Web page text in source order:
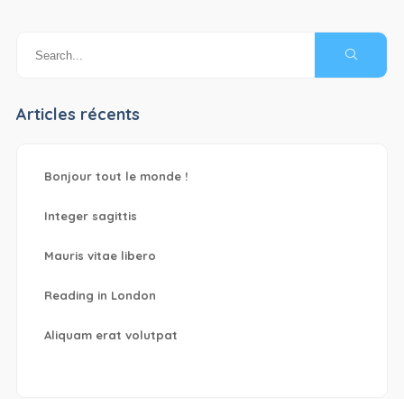
Articles récents
Bonjour tout le monde !
Integer sagittis
Mauris vitae libero
Reading in London
Aliquam erat volutpat